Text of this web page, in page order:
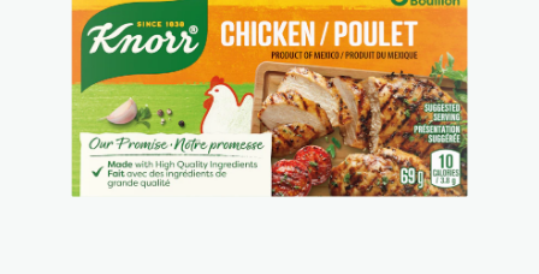
Recettes par Ingrédient
Recettes par Occasion
Recettes par Type de Plat